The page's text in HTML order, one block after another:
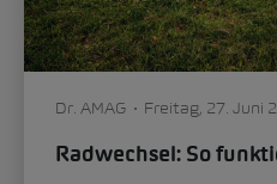
Dr. AMAG Freitag, 27. Juni
Radwechsel: So